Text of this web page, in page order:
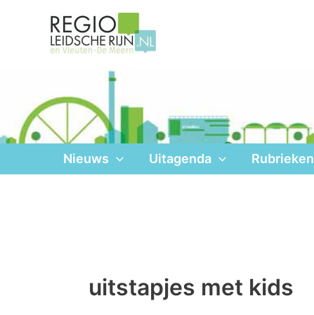
Nieuws Uitagenda Rubrieken
uitstapjes met kids